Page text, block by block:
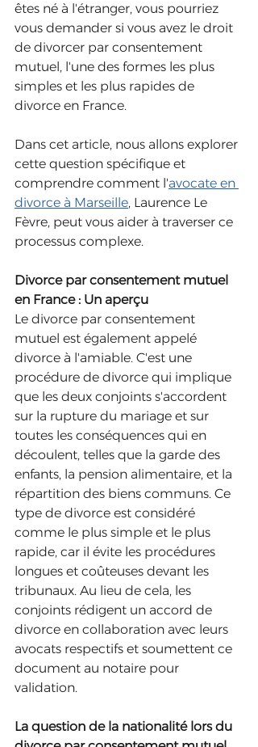
êtes né à l'étranger, vous pourriez
vous demander si vous avez le droit
de divorcer par consentement
mutuel, l'une des formes les plus
simples et les plus rapides de
divorce en France.
Dans cet article, nous allons explorer
cette question spécifique et
comprendre comment l'avocate en
divorce à Marseille, Laurence Le
Fèvre, peut vous aider à traverser ce
processus complexe.
Divorce par consentement mutuel
en France : Un aperçu
Le divorce par consentement
mutuel est également appelé
divorce à l'amiable. C'est une
procédure de divorce qui implique
que les deux conjoints s'accordent
sur la rupture du mariage et sur
toutes les conséquences qui en
découlent, telles que la garde des
enfants, la pension alimentaire, et la
répartition des biens communs. Ce
type de divorce est considéré
comme le plus simple et le plus
rapide, car il évite les procédures
longues et coûteuses devant les
tribunaux. Au lieu de cela, les
conjoints rédigent un accord de
divorce en collaboration avec leurs
avocats respectifs et soumettent ce
document au notaire pour
validation.
La question de la nationalité lors du